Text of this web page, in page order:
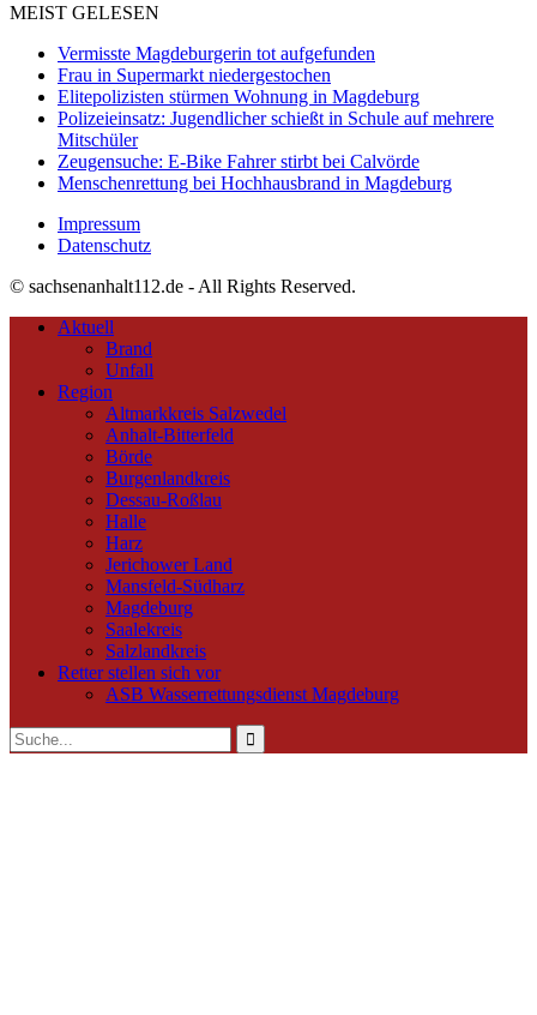
MEIST GELESEN
Vermisste Magdeburgerin tot aufgefunden
Frau in Supermarkt niedergestochen
Elitepolizisten stürmen Wohnung in Magdeburg
Polizeieinsatz: Jugendlicher schießt in Schule auf mehrere
Mitschüler
Zeugensuche: E-Bike Fahrer stirbt bei Calvörde
Menschenrettung bei Hochhausbrand in Magdeburg
Impressum
Datenschutz
© sachsenanhalt112.de - All Rights Reserved.
Aktuell
Brand
Unfall
Region
Altmarkkreis Salzwedel
Anhalt-Bitterfeld
Börde
Burgenlandkreis
Dessau-Roßlau
Halle
Harz
Jerichower Land
Mansfeld-Südharz
Magdeburg
Saalekreis
Salzlandkreis
Retter stellen sich vor
ASB Wasserrettungsdienst Magdeburg